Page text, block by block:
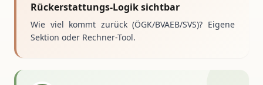
Rückerstattungs-Logik sichtbar
Wie viel kommt zurück (ÖGK/BVAEB/SVS)? Eigene
Sektion oder Rechner-Tool.